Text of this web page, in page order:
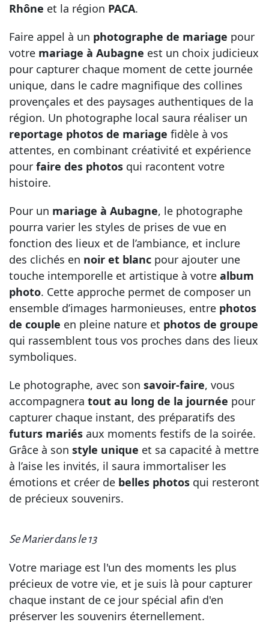
Rhône et la région PACA.
Faire appel à un photographe de mariage pour
votre mariage à Aubagne est un choix judicieux
pour capturer chaque moment de cette journée
unique, dans le cadre magnifique des collines
provençales et des paysages authentiques de la
région. Un photographe local saura réaliser un
reportage photos de mariage fidèle à vos
attentes, en combinant créativité et expérience
pour faire des photos qui racontent votre
histoire.
Pour un mariage à Aubagne, le photographe
pourra varier les styles de prises de vue en
fonction des lieux et de l’ambiance, et inclure
des clichés en noir et blanc pour ajouter une
touche intemporelle et artistique à votre album
photo. Cette approche permet de composer un
ensemble d’images harmonieuses, entre photos
de couple en pleine nature et photos de groupe
qui rassemblent tous vos proches dans des lieux
symboliques.
Le photographe, avec son savoir-faire, vous
accompagnera tout au long de la journée pour
capturer chaque instant, des préparatifs des
futurs mariés aux moments festifs de la soirée.
Grâce à son style unique et sa capacité à mettre
à l’aise les invités, il saura immortaliser les
émotions et créer de belles photos qui resteront
de précieux souvenirs.
Se Marier dans le 13
Votre mariage est l'un des moments les plus
précieux de votre vie, et je suis là pour capturer
chaque instant de ce jour spécial afin d'en
préserver les souvenirs éternellement.